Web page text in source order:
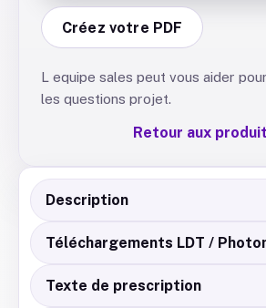
Créez votre PDF
L equipe sales peut vous aider
les questions projet.
Retour aux
Description
Téléchargements LDT /
Texte de prescription